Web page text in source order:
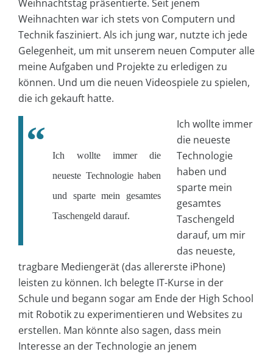
Weihnachtstag präsentierte. Seit jenem
Weihnachten war ich stets von Computern und
Technik fasziniert. Als ich jung war, nutzte ich jede
Gelegenheit, um mit unserem neuen Computer alle
meine Aufgaben und Projekte zu erledigen zu
können. Und um die neuen Videospiele zu spielen,
die ich gekauft hatte.
Ich wollte immer die
neueste Technologie haben
und sparte mein gesamtes
Taschengeld darauf.
Ich wollte immer
die neueste
Technologie
haben und
sparte mein
gesamtes
Taschengeld
darauf, um mir
das neueste,
tragbare Mediengerät (das allererste iPhone)
leisten zu können. Ich belegte IT-Kurse in der
Schule und begann sogar am Ende der High School
mit Robotik zu experimentieren und Websites zu
erstellen. Man könnte also sagen, dass mein
Interesse an der Technologie an jenem